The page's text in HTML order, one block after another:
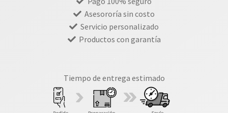
Asesororía sin costo
Servicio personalizado
Productos con garantía
Tiempo de entrega estimado